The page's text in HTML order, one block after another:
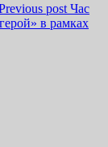
post Час
в рамках